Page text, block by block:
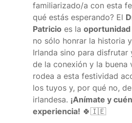
familiarizado/a con esta
qué estás esperando? El
Patricio es la
no sólo honrar la historia
Irlanda sino para
de la conexión y la buena
rodea a esta festividad
los tuyos y, por qué no,
irlandesa. ¡Anímate y
experiencia! 🍀🇮🇪